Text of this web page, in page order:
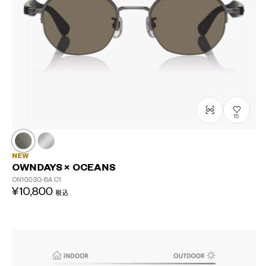
15
NEW
OWNDAYS × OCEANS
ON1003Q-6A C1
¥10,800 税込